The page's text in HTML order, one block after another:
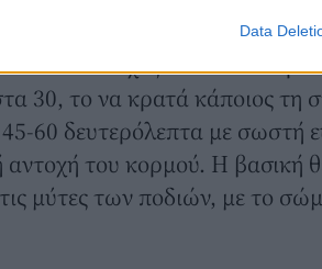
Data
ετών: στόχος 45–60
30, το να κρατά κάποιος τη
45-60 δευτερόλεπτα με σωστή
αντοχή του κορμού. Η βασική
μύτες των ποδιών, με το